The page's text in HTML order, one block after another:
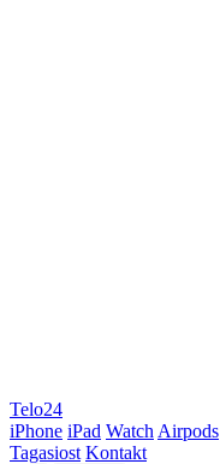
Telo24
iPhone iPad Watch Airpods
Tagasiost Kontakt